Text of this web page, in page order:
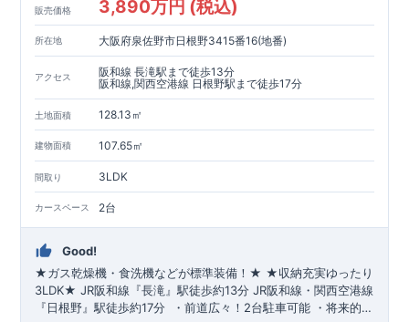
販売価格 3,890万円 (税込)
所在地 大阪府泉佐野市日根野3415番16(地番)
アクセス
阪和線 長滝駅まで徒歩13分
阪和線,関西空港線 日根野駅まで徒歩17分
土地面積 128.13㎡
建物面積 107.65㎡
間取り 3LDK
カースペース 2台
Good!
★ガス乾燥機・食洗機などが標準装備！★ ★収納充実ゆったり
3LDK★ JR阪和線『長滝』駅徒歩約13分 JR阪和線・関西空港線
『日根野』駅徒歩約17分 ​ ​・前道広々！ 2台駐車可能 ​・将来的に